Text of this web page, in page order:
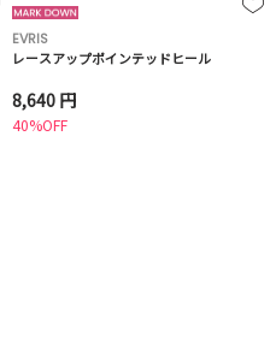
EVRIS
レースアップポインテッドヒール
8,640 円
40%OFF